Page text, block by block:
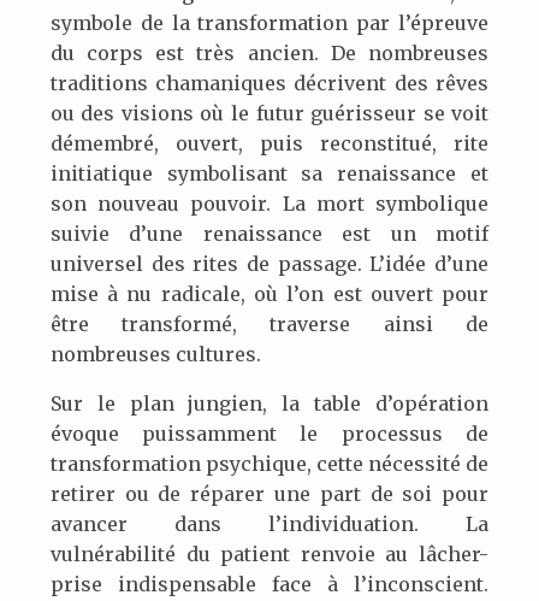
symbole de la transformation par l’épreuve
du corps est très ancien. De nombreuses
traditions chamaniques décrivent des rêves
ou des visions où le futur guérisseur se voit
démembré, ouvert, puis reconstitué, rite
initiatique symbolisant sa renaissance et
son nouveau pouvoir. La mort symbolique
suivie d’une renaissance est un motif
universel des rites de passage. L’idée d’une
mise à nu radicale, où l’on est ouvert pour
être transformé, traverse ainsi de
nombreuses cultures.
Sur le plan jungien, la table d’opération
évoque puissamment le processus de
transformation psychique, cette nécessité de
retirer ou de réparer une part de soi pour
avancer dans l’individuation. La
vulnérabilité du patient renvoie au lâcher-
prise indispensable face à l’inconscient.